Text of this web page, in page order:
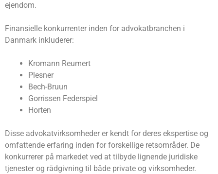
ejendom.
Finansielle konkurrenter inden for advokatbranchen i
Danmark inkluderer:
Kromann Reumert
Plesner
Bech-Bruun
Gorrissen Federspiel
Horten
Disse advokatvirksomheder er kendt for deres ekspertise og
omfattende erfaring inden for forskellige retsområder. De
konkurrerer på markedet ved at tilbyde lignende juridiske
tjenester og rådgivning til både private og virksomheder.